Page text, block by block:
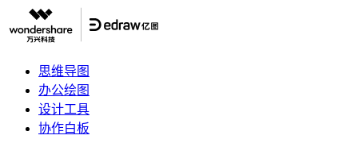
思维导图
办公绘图
设计工具
协作白板